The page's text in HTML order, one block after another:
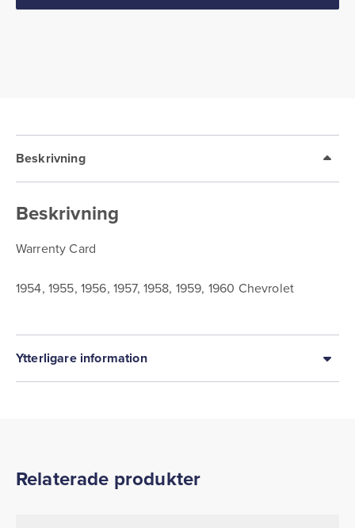
Beskrivning
Beskrivning
Warrenty Card
1954, 1955, 1956, 1957, 1958, 1959, 1960 Chevrolet
Ytterligare information
Relaterade produkter